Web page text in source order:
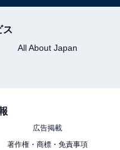
ス
All About Japan
広告掲載
著作権・商標・免責事項